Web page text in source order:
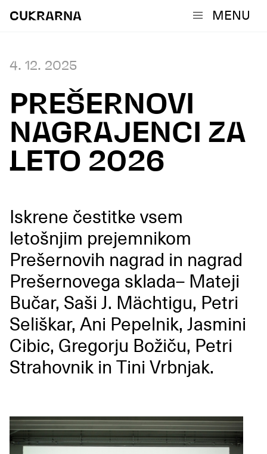
CUKRARNA MENU
4. 12. 2025
PREŠERNOVI
NAGRAJENCI ZA
LETO 2026
Iskrene čestitke vsem
letošnjim prejemnikom
Prešernovih nagrad in nagrad
Prešernovega sklada– Mateji
Bučar, Saši J. Mächtigu, Petri
Seliškar, Ani Pepelnik, Jasmini
Cibic, Gregorju Božiču, Petri
Strahovnik in Tini Vrbnjak.